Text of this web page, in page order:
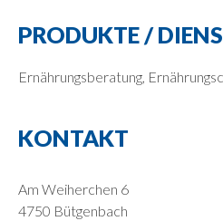
PRODUKTE /
Ernährungsberatung,
KONTAKT
Am Weiherchen 6
4750 Bütgenbach